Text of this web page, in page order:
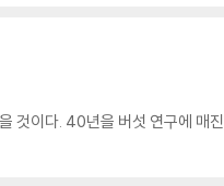
것이다. 40년을 버섯 연구에 매진